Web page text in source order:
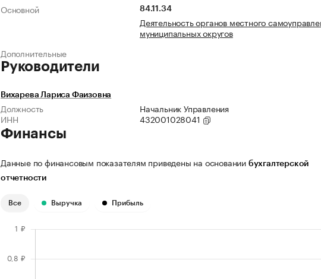
Основной 84.11.34
Деятельность органов местного
муниципальных округов
Дополнительные
Руководители
Вихарева Лариса Фаизовна
Должность
Начальник Управления
ИНН
432001028041
Финансы
Данные по финансовым показателям приведены на основании бухгалтерской
отчетности
Все Выручка Прибыль